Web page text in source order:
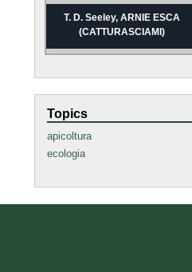
T. D. Seeley, ARNIE ESCA
(CATTURASCIAMI)
Topics
apicoltura
ecologia